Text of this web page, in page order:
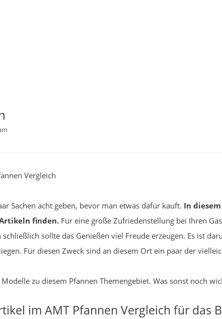
Vergleich
Sachen acht geben, bevor man etwas dafür kauft. In diesem
finden. Für eine große Zufriedenstellung bei Ihren
sollte das Genießen viel Freude erzeugen. Es ist
Für diesen Zweck sind an diesem Ort ein paar der
zu diesem Pfannen Themengebiet. Was sonst noch
im AMT Pfannen Vergleich für das